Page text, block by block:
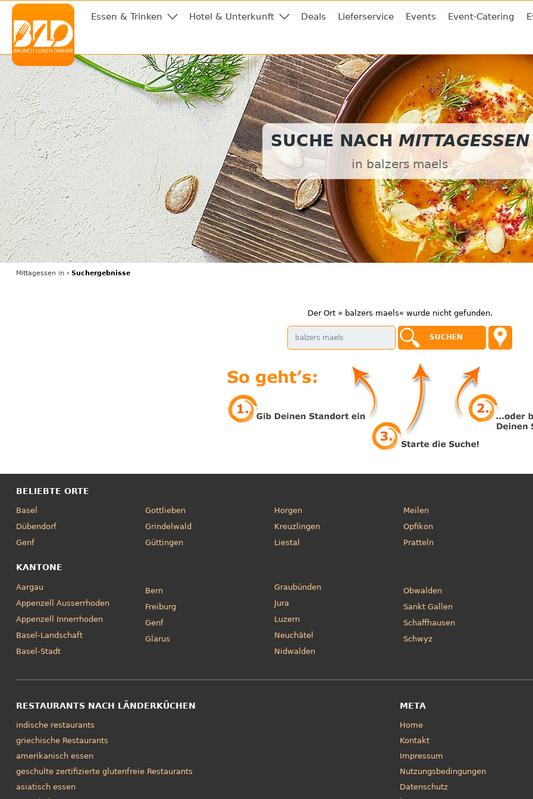
Essen & Trinken Hotel & Unterkunft Deals Lieferservice Events Event-Catering
SUCHE NACHMITTAGESSEN
in balzers maels
Mittagessen in › Suchergebnisse
Der Ort » balzers maels« wurde nicht gefunden.
BELIEBTE ORTE
Basel
Dübendorf
Genf
Gottlieben
Grindelwald
Güttingen
Horgen
Kreuzlingen
Liestal
Meilen
Opfikon
Pratteln
KANTONE
Aargau
Appenzell Ausserrhoden
Appenzell Innerrhoden
Basel-Landschaft
Basel-Stadt
Bern
Freiburg
Genf
Glarus
Graubünden
Jura
Luzern
Neuchâtel
Nidwalden
Obwalden
Sankt Gallen
Schaffhausen
Schwyz
RESTAURANTS NACH LÄNDERKÜCHEN
indische restaurants
griechische Restaurants
amerikanisch essen
geschulte zertifizierte glutenfreie Restaurants
asiatisch essen
META
Home
Kontakt
Impressum
Nutzungsbedingungen
Datenschutz